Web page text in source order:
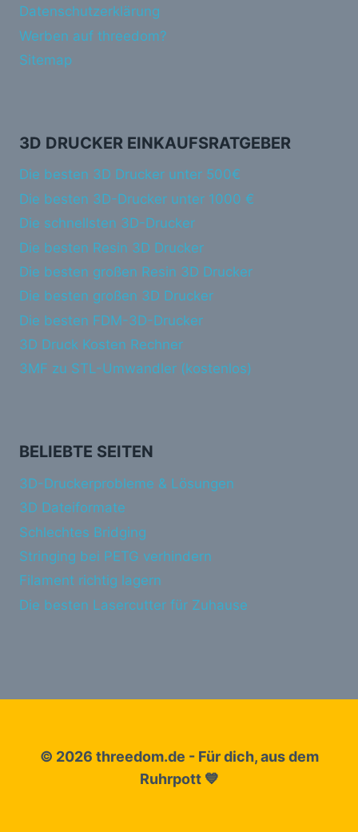
Datenschutzerklärung
Werben auf threedom?
Sitemap
3D DRUCKER EINKAUFSRATGEBER
Die besten 3D Drucker unter 500€
Die besten 3D-Drucker unter 1000 €
Die schnellsten 3D-Drucker
Die besten Resin 3D Drucker
Die besten großen Resin 3D Drucker
Die besten großen 3D Drucker
Die besten FDM-3D-Drucker
3D Druck Kosten Rechner
3MF zu STL-Umwandler (kostenlos)
BELIEBTE SEITEN
3D-Druckerprobleme & Lösungen
3D Dateiformate
Schlechtes Bridging
Stringing bei PETG verhindern
Filament richtig lagern
Die besten Lasercutter für Zuhause
© 2026 threedom.de - Für dich, aus dem
Ruhrpott 💙